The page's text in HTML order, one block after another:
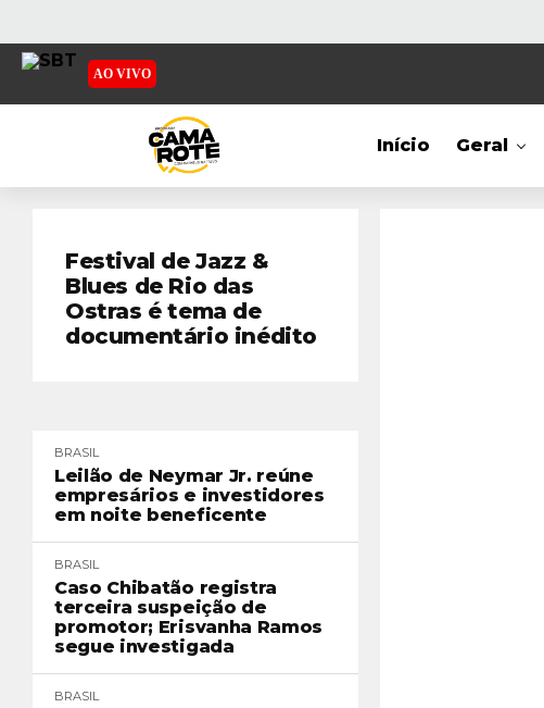
AO VIVO
Início Geral
Festival de Jazz &
Blues de Rio das
Ostras é tema de
documentário inédito
BRASIL
Leilão de Neymar Jr. reúne
empresários e investidores
em noite beneficente
BRASIL
Caso Chibatão registra
terceira suspeição de
promotor; Erisvanha Ramos
segue investigada
BRASIL